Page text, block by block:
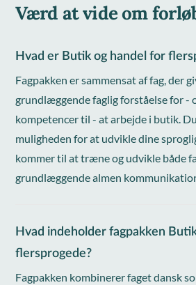
Værd at vide om
Hvad er Butik og handel for
Fagpakken er sammensat af fag, der
grundlæggende faglig forståelse for -
kompetencer til - at arbejde i butik.
muligheden for at udvikle dine
kommer til at træne og udvikle både
grundlæggende almen
Hvad indeholder fagpakken
flersprogede?
Fagpakken kombinerer faget dansk